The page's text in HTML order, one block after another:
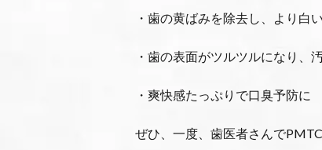
・歯の黄ばみを除去し、より白
・歯の表面がツルツルになり、
・爽快感たっぷりで口臭予防に
ぜひ、一度、歯医者さんで